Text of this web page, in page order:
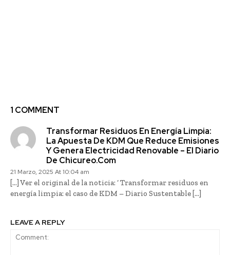
1 COMMENT
Transformar Residuos En Energía Limpia:
La Apuesta De KDM Que Reduce Emisiones
Y Genera Electricidad Renovable – El Diario
De Chicureo.com
21 Marzo, 2025 At 10:04 am
[…] Ver el original de la noticia: ‘ Transformar residuos en
energía limpia: el caso de KDM – Diario Sustentable […]
LEAVE A REPLY